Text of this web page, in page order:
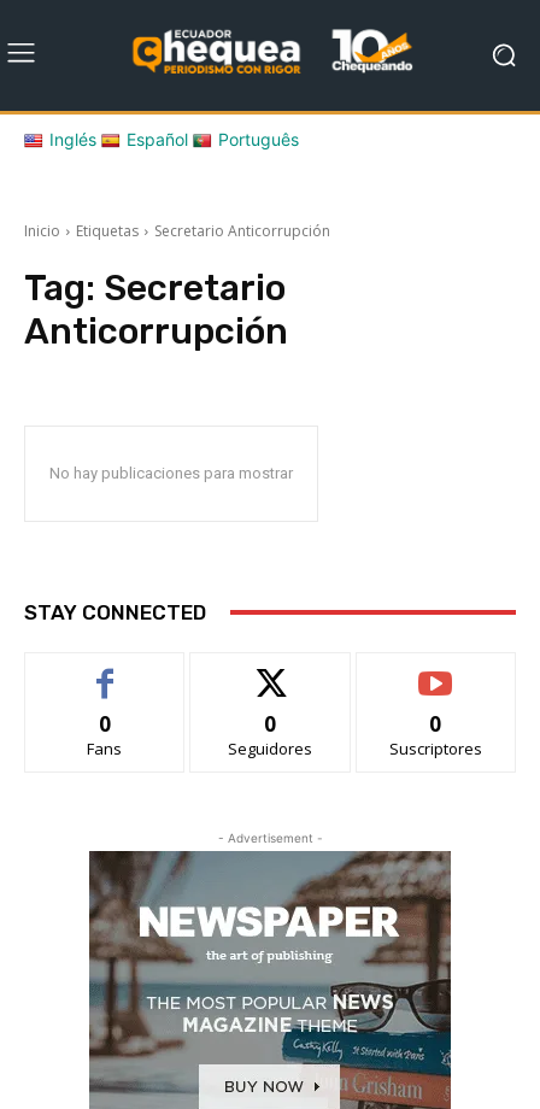
Inglés Español Português
Inicio Etiquetas Secretario Anticorrupción
Tag: Secretario
Anticorrupción
No hay publicaciones para mostrar
STAY CONNECTED
0
Fans
0
Seguidores
0
Suscriptores
- Advertisement -